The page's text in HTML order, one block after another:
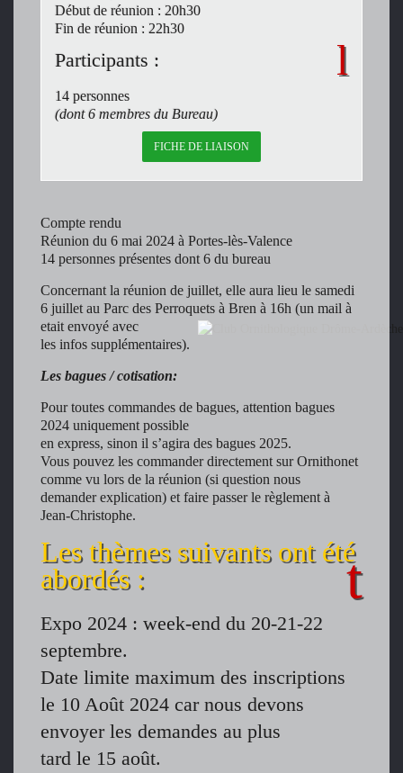
Début de réunion : 20h30
Fin de réunion : 22h30
Participants :
14 personnes
(dont 6 membres du Bureau)
FICHE DE LIAISON
Compte rendu
Réunion du 6 mai 2024 à Portes-lès-Valence
14 personnes présentes dont 6 du bureau
Concernant la réunion de juillet, elle aura lieu le samedi
6 juillet au Parc des Perroquets à Bren à 16h (un mail à
etait envoyé avec
les infos supplémentaires).
Les bagues / cotisation:
Pour toutes commandes de bagues, attention bagues
2024 uniquement possible
en express, sinon il s’agira des bagues 2025.
Vous pouvez les commander directement sur Ornithonet
comme vu lors de la réunion (si question nous
demander explication) et faire passer le règlement à
Jean-Christophe.
Les thèmes suivants ont été
abordés :
Expo 2024 : week-end du 20-21-22
septembre.
Date limite maximum des inscriptions
le 10 Août 2024 car nous devons
envoyer les demandes au plus
tard le 15 août.